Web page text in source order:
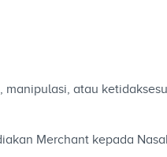
atau
Merchant kepada